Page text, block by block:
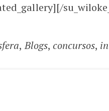
,Blogs, concursos,